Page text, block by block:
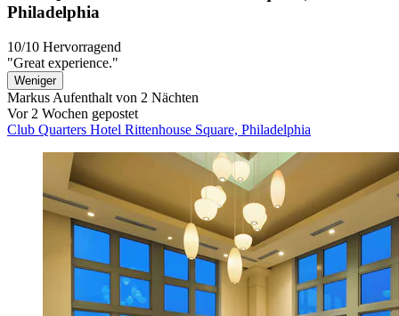
Philadelphia
10/10 Hervorragend
"Great experience."
Weniger
Markus Aufenthalt von 2 Nächten
Vor 2 Wochen gepostet
Club Quarters Hotel Rittenhouse Square, Philadelphia